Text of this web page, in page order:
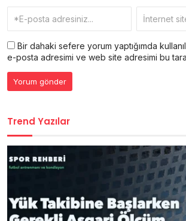
Bir dahaki sefere yorum yaptığımda
e-posta adresimi ve web site adresimi bu
Trend Yazılar